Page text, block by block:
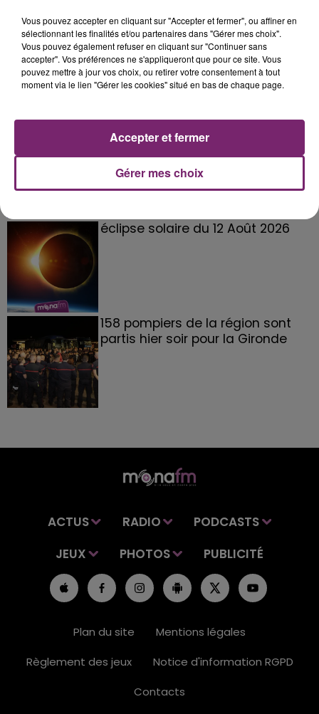
La Bulle - Guinguette éphémère
de Frelinghien !
éclipse solaire du 12 Août 2026
158 pompiers de la région sont
partis hier soir pour la Gironde
ACTUS RADIO
PODCASTS
JEUX
PHOTOS PUBLICITÉ
Plan du site
Mentions légales
Règlement des jeux
Notice d'information RGPD
Contacts
Vous pouvez accepter en cliquant sur "Accepter et fermer", ou affiner en
sélectionnant les finalités et/ou partenaires dans "Gérer mes choix".
Vous pouvez également refuser en cliquant sur "Continuer sans
accepter". Vos préférences ne s'appliqueront que pour ce site. Vous
pouvez mettre à jour vos choix, ou retirer votre consentement à tout
moment via le lien "Gérer les cookies" situé en bas de chaque page.
Gérer mes choix
Accepter et fermer